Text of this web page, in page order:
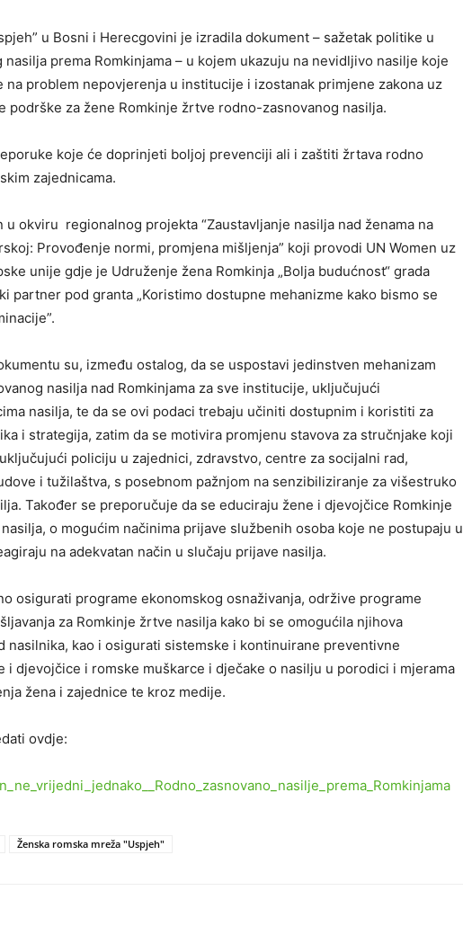
u Bosni i Herecgovini je izradila dokument – sažetak politike u
prema Romkinjama – u kojem ukazuju na nevidljivo nasilje koje
na problem nepovjerenja u institucije i izostanak primjene zakona uz
podrške za žene Romkinje žrtve rodno-zasnovanog nasilja.
koje će doprinjeti boljoj prevenciji ali i zaštiti žrtava rodno
zajednicama.
u okviru regionalnog projekta “Zaustavljanje nasilja nad ženama na
Provođenje normi, promjena mišljenja” koji provodi UN Women uz
unije gdje je Udruženje žena Romkinja „Bolja budućnost“ grada
partner pod granta „Koristimo dostupne mehanizme kako bismo se
su, između ostalog, da se uspostavi jedinstven mehanizam
nasilja nad Romkinjama za sve institucije, uključujući
nasilja, te da se ovi podaci trebaju učiniti dostupnim i koristiti za
i strategija, zatim da se motivira promjenu stavova za stručnjake koji
policiju u zajednici, zdravstvo, centre za socijalni rad,
i tužilaštva, s posebnom pažnjom na senzibiliziranje za višestruko
Također se preporučuje da se educiraju žene i djevojčice Romkinje
o mogućim načinima prijave službenih osoba koje ne postupaju u
na adekvatan način u slučaju prijave nasilja.
osigurati programe ekonomskog osnaživanja, održive programe
za Romkinje žrtve nasilja kako bi se omogućila njihova
nasilnika, kao i osigurati sistemske i kontinuirane preventivne
i djevojčice i romske muškarce i dječake o nasilju u porodici i mjerama
žena i zajednice te kroz medije.
ovdje:
Ženska romska mreža "Uspjeh"